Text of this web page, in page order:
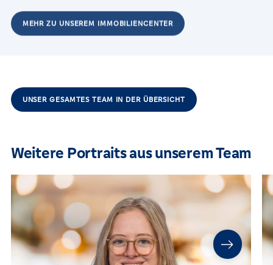
MEHR ZU UNSEREM IMMOBILIENCENTER
UNSER GESAMTES TEAM IN DER ÜBERSICHT
Weitere Portraits aus unserem Team